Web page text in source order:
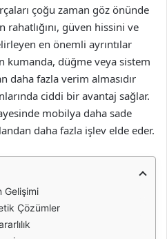
çoğu zaman göz önünde
güven hissini ve
en önemli ayrıntılar
kumanda, düğme veya sistem
daha fazla verim almasıdır
ciddi bir avantaj sağlar.
mobilya daha sade
daha fazla işlev elde eder.
Gelişimi
Çözümler